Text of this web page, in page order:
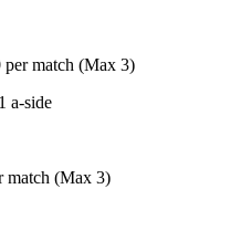
per match (Max 3)
a-side
match (Max 3)